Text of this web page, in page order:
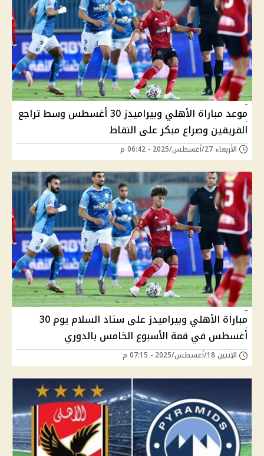
موعد مباراة الأهلي وبيراميدز 30 أغسطس وسط تراجع
الفريقين وصراع مبكر على النقاط
الأربعاء 27/أغسطس/2025 - 06:42 م
مباراة الأهلي وبيراميدز على ستاد السلام يوم 30
أغسطس في قمة الأسبوع الخامس بالدوري
الإثنين 18/أغسطس/2025 - 07:15 م